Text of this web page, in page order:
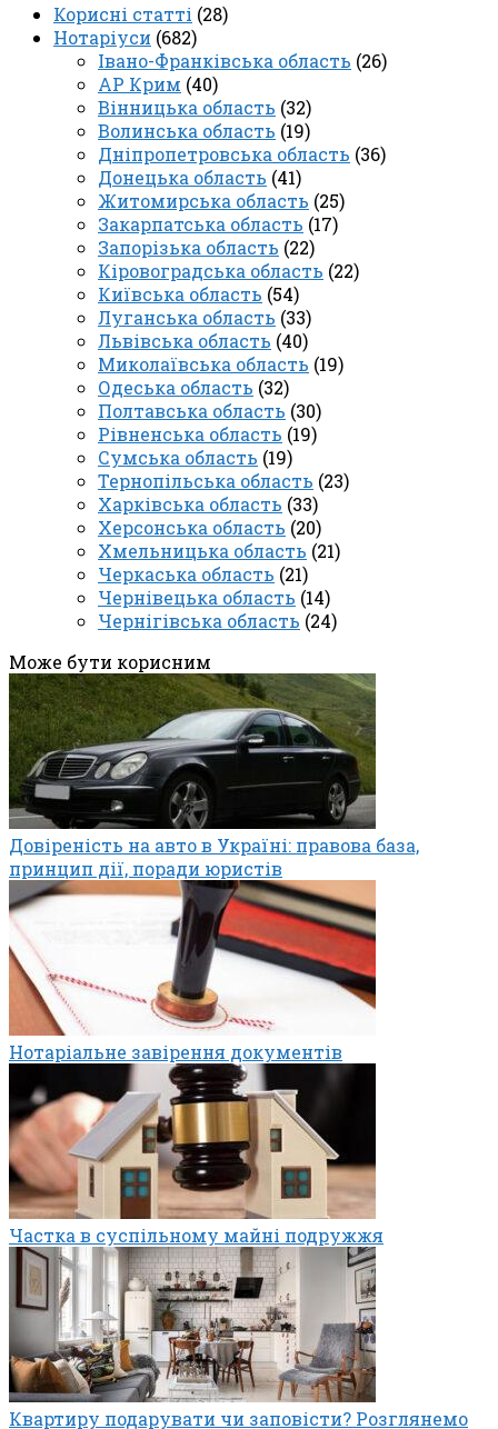
Корисні статті (28)
Нотаріуси (682)
Івано-Франківська область (26)
АР Крим (40)
Вінницька область (32)
Волинська область (19)
Дніпропетровська область (36)
Донецька область (41)
Житомирська область (25)
Закарпатська область (17)
Запорізька область (22)
Кіровоградська область (22)
Київська область (54)
Луганська область (33)
Львівська область (40)
Миколаївська область (19)
Одеська область (32)
Полтавська область (30)
Рівненська область (19)
Сумська область (19)
Тернопільська область (23)
Харківська область (33)
Херсонська область (20)
Хмельницька область (21)
Черкаська область (21)
Чернівецька область (14)
Чернігівська область (24)
Може бути корисним
Довіреність на авто в Україні: правова база,
принцип дії, поради юристів
Нотаріальне завірення документів
Частка в суспільному майні подружжя
Квартиру подарувати чи заповісти? Розглянемо